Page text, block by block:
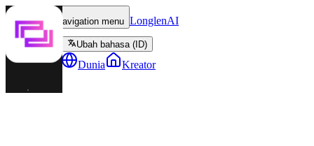
Toggle navigation menu LonglenAI
Ubah bahasa (ID)
Karakter Dunia Kreator